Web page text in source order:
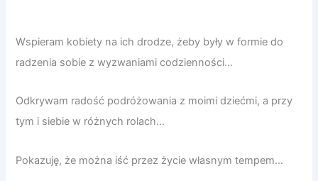
Wspieram kobiety na ich drodze, żeby były w formie do
radzenia sobie z wyzwaniami codzienności…
Odkrywam radość podróżowania z moimi dziećmi, a przy
tym i siebie w różnych rolach…
Pokazuję, że można iść przez życie własnym tempem…